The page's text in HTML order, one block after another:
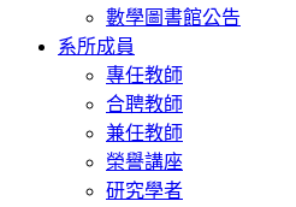
數學圖書館公告
系所成員
專任教師
合聘教師
兼任教師
榮譽講座
研究學者